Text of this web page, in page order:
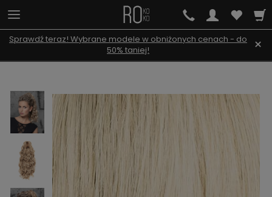
Sprawdź teraz! Wybrane modele w obniżonych cenach - do
50% taniej!
×